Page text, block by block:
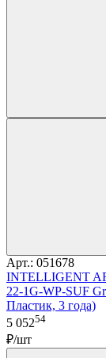
Арт.: 051678
INTELLIGENT
22-1G-WP-SUF
Пластик, 3 года)
5 05254
₽/шт